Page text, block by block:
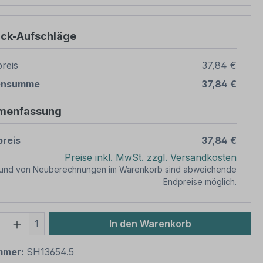
Aufschläge
37,84 €
37,84 €
37,84 €
Preise inkl. MwSt. zzgl. Versandkosten
von Neuberechnungen im Warenkorb sind abweichende
Endpreise möglich.
Anzahl: Gib den gewünschten Wert
1 In den Warenkorb
SH13654.5